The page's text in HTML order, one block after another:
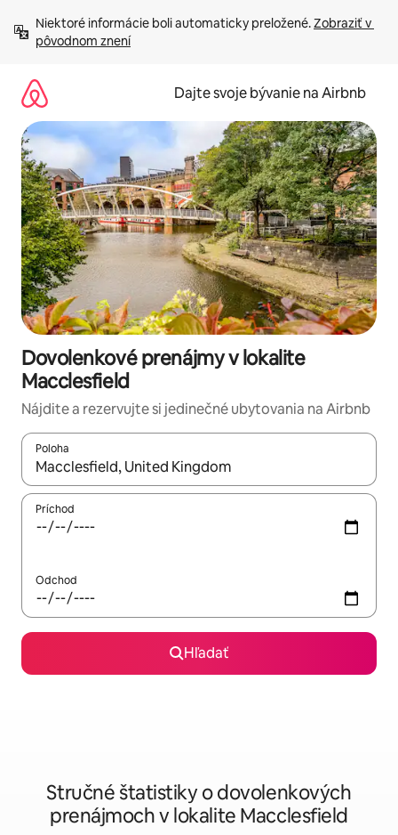
obsah.
Niektoré informácie boli automaticky preložené. Zobraziť v
pôvodnom znení
Dajte svoje bývanie na Airbnb
Dovolenkové prenájmy v lokalite
Macclesfield
Nájdite a rezervujte si jedinečné ubytovania na Airbnb
Poloha
Keď budú výsledky k dispozícii, môžete si ich prechádzať
Príchod
Odchod
Hľadať
Stručné štatistiky o dovolenkových
prenájmoch v lokalite Macclesfield